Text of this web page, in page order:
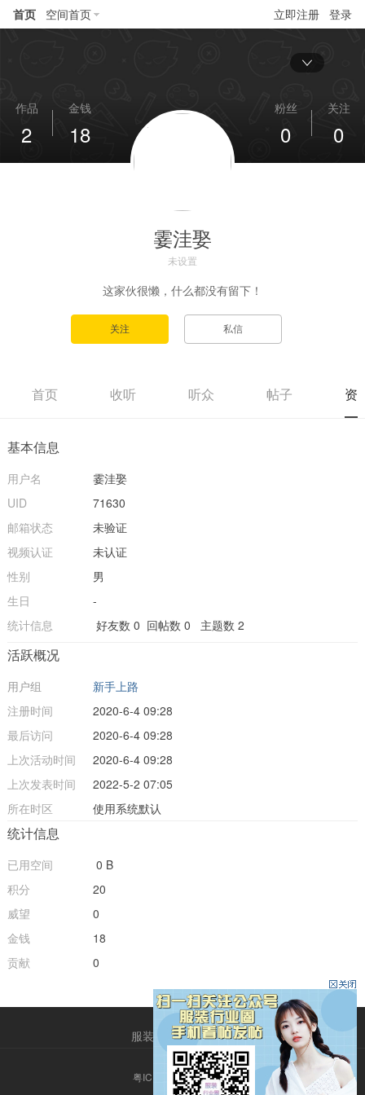
立即注册 登录
首页 空间首页
作品
2
金钱
18
关注
0
粉丝
0
霎洼娶
未设置
这家伙很懒，什么都没有留下！
首页 收听 听众 帖子 资
基本信息
用户名
霎洼娶
UID
71630
邮箱状态
未验证
视频认证
未认证
性别
男
生日
-
统计信息
好友数 0 回帖数 0 主题数 2
活跃概况
用户组
新手上路
注册时间
2020-6-4 09:28
最后访问
2020-6-4 09:28
上次活动时间
2020-6-4 09:28
上次发表时间
2022-5-2 07:05
所在时区
使用系统默认
统计信息
已用空间
0 B
积分
20
威望
0
金钱
18
贡献
0
服装圈 QQ客服
粤ICP备14013786号-2